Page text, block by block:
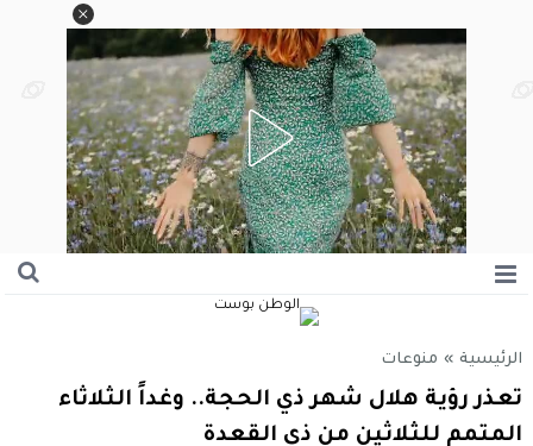
الرئيسية » منوعات
تعذر رؤية هلال شهر ذي الحجة.. وغداً الثلاثاء
المتمم للثلاثين من ذي القعدة